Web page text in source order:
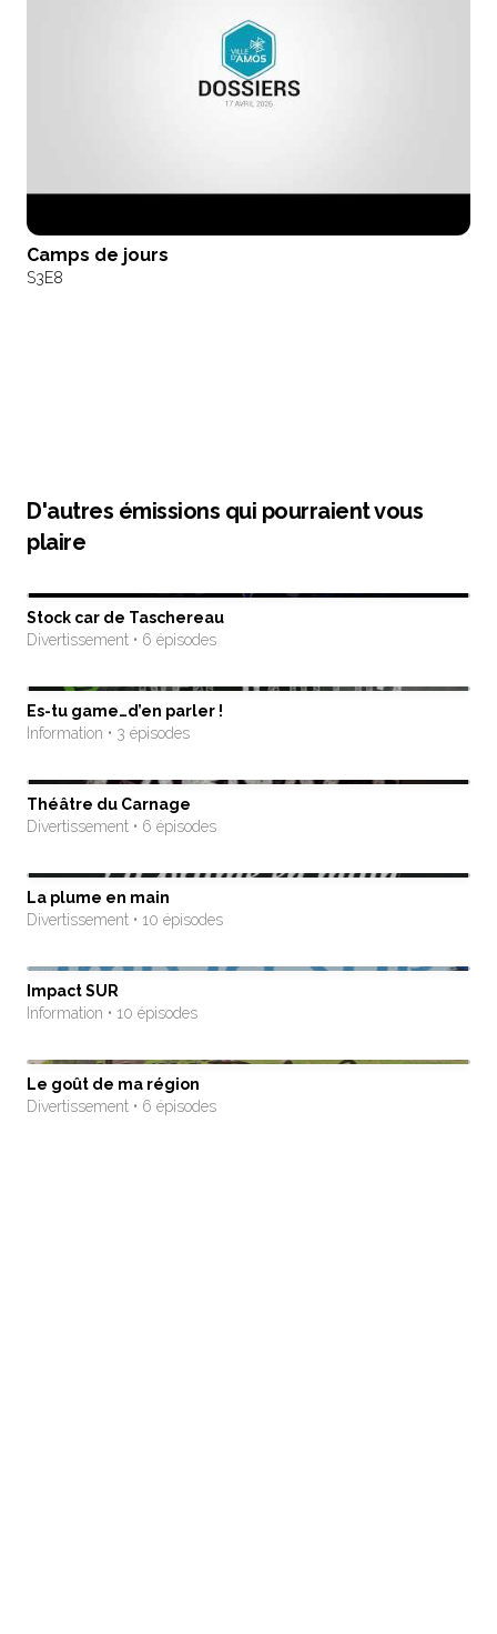
Camps de jours
S3E8
D'autres émissions qui pourraient vous
plaire
Stock car de Taschereau
Divertissement • 6 épisodes
Es-tu game…d’en parler !
Information • 3 épisodes
Théâtre du Carnage
Divertissement • 6 épisodes
La plume en main
Divertissement • 10 épisodes
Impact SUR
Information • 10 épisodes
Le goût de ma région
Divertissement • 6 épisodes